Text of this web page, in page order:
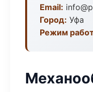
Email:
Город: Уфа
Режим